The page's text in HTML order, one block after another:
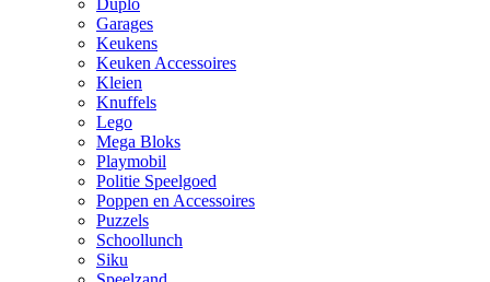
Garages
Keukens
Keuken Accessoires
Kleien
Knuffels
Lego
Mega Bloks
Playmobil
Politie Speelgoed
Poppen en Accessoires
Puzzels
Schoollunch
Siku